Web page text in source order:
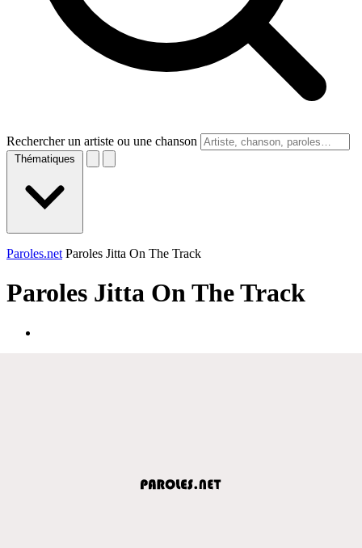
Rechercher un artiste ou une chanson
Thématiques
Paroles.net Paroles Jitta On The Track
Paroles Jitta On The Track